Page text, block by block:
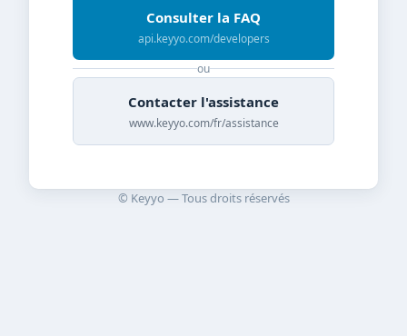
Consulter la FAQ
api.keyyo.com/developers
ou
Contacter l'assistance
www.keyyo.com/fr/assistance
© Keyyo — Tous droits réservés